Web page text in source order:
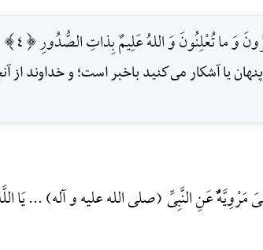
وَ ما تُعْلِنُونَ وَ اللهُ عَلِيمٌ بِذاتِ الصُّدُورِ [4]
يا آشكار مى‌كنيد باخبر است؛ و خداوند
مَرْوِیَّهًٌْ عَنِ النَّبِیِّ (صلی الله علیه و آله) ... یَا